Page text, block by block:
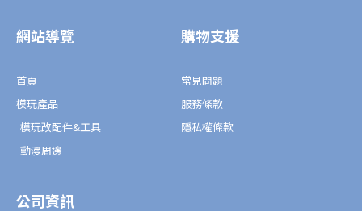
k
-
網站導覽
首頁
模玩產品
模玩改配件&工具
動漫周邊
購物支援
常見問題
服務條款
隱私權條款
公司資訊